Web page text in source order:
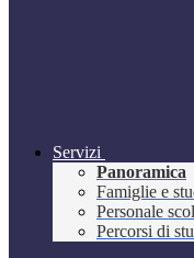
Servizi
Panoramica
Famiglie e
Personale
Percorsi di